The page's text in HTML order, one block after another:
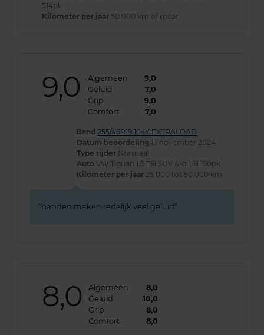
514pk
Kilometer per jaar 50.000 km of meer
9,0 Algemeen
9,0
Geluid
7,0
Grip
9,0
Comfort
7,0
Band 255/45R19 104Y EXTRALOAD
Datum beoordeling 13 november 2024
Type rijder Normaal
Auto VW Tiguan 1.5 TSi SUV 4-cil. B 150pk
Kilometer per jaar 25.000 tot 50.000 km
banden maken redelijk veel geluid
8,0 Algemeen
8,0
Geluid
10,0
Grip
8,0
Comfort
8,0